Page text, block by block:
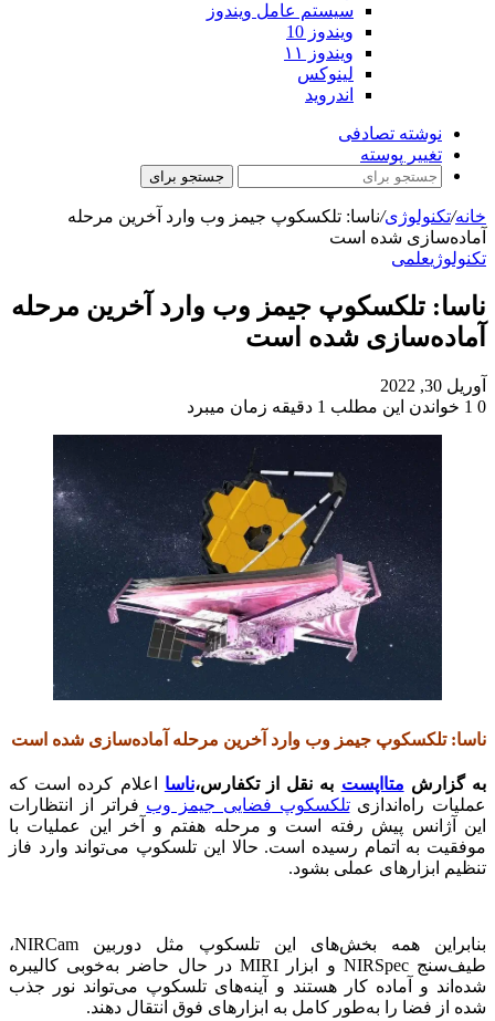
سیستم عامل ویندوز
ویندوز 10
ویندوز ۱۱
لینوکس
اندروید
نوشته تصادفی
تغییر پوسته
جستجو برای
خانه/تکنولوژی/ناسا: تلکسکوپ جیمز وب وارد آخرین مرحله
آماده‌سازی شده است
تکنولوژیعلمی
ناسا: تلکسکوپ جیمز وب وارد آخرین مرحله
آماده‌سازی شده است
آوریل 30, 2022
0
خواندن این مطلب 1 دقیقه زمان میبرد
ناسا: تلکسکوپ جیمز وب وارد آخرین مرحله آماده‌سازی شده است
به گزارش متااپست به نقل از تکفارس،ناسا اعلام کرده است که
عملیات راه‌اندازیتلکسکوپ فضایی جیمز وب فراتر از انتظارات
این آژانس پیش رفته است و مرحله هفتم و آخر این عملیات با
موفقیت به اتمام رسیده است. حالا این تلسکوپ می‌تواند وارد فاز
تنظیم ابزارهای عملی بشود.
بنابراین همه بخش‌های این تلسکوپ مثل دوربین NIRCam،
طیف‌سنج NIRSpec و ابزار MIRI در حال حاضر به‌خوبی کالیبره
شده‌اند و آماده کار هستند و آینه‌های تلسکوپ می‌تواند نور جذب
شده از فضا را به‌‌طور کامل به ابزارهای فوق انتقال دهند.